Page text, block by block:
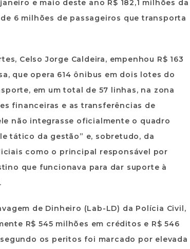
e maio deste ano R$ 182,1 milhões da
6 milhões de passageiros que transporta
Celso Jorge Caldeira, empenhou R$ 163
que opera 614 ônibus em dois lotes do
em um total de 57 linhas, na zona
financeiras e as transferências de
não integrasse oficialmente o quadro
tático da gestão” e, sobretudo, da
como o principal responsável por
que funcionava para dar suporte à
de Dinheiro (Lab-LD) da Polícia Civil,
R$ 545 milhões em créditos e R$ 546
os peritos foi marcado por elevada